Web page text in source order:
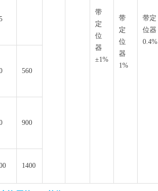
带
定
位
器
±1%
带
定
位
器
1%
带定
位器
0.4%
560
900
1400